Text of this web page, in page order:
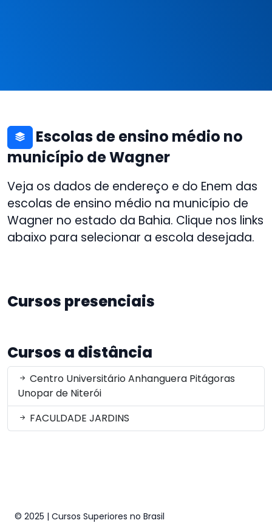
Escolas de ensino médio no
município de Wagner
Veja os dados de endereço e do Enem das
escolas de ensino médio na município de
Wagner no estado da Bahia. Clique nos links
abaixo para selecionar a escola desejada.
Cursos presenciais
Cursos a distância
Centro Universitário Anhanguera Pitágoras
Unopar de Niterói
FACULDADE JARDINS
© 2025 | Cursos Superiores no Brasil